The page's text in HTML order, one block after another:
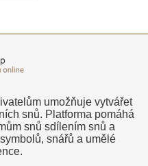
umožňuje vytvářet
snů. Platforma pomáhá
snů sdílením snů a
snářů a umělé